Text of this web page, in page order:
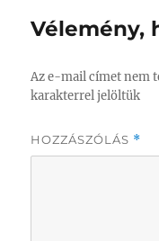
Vélemény,
Az e-mail címet nem
karakterrel jelöltük
HOZZÁSZÓLÁS *